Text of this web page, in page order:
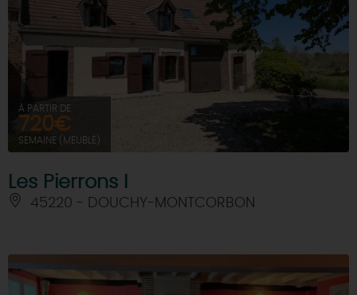
TOUT L'AGENDA
À PARTIR DE
720€
SEMAINE (MEUBLÉ)
Les Pierrons I
45220 - DOUCHY-MONTCORBON